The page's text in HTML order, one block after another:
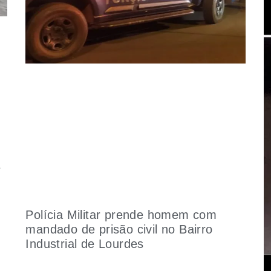
Polícia Militar prende homem com
mandado de prisão civil no Bairro
Industrial de Lourdes